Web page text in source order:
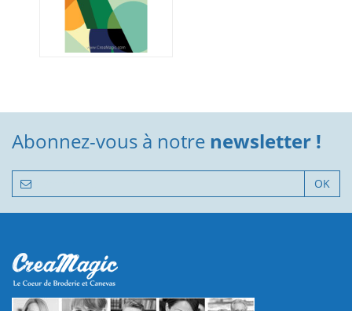
Abonnez-vous à notre newsletter !
OK